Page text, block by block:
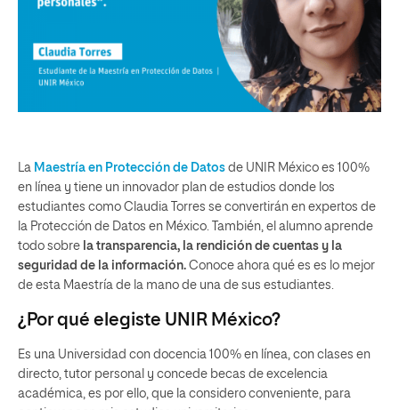
La Maestría en Protección de Datos de UNIR México es 100%
en línea y tiene un innovador plan de estudios donde los
estudiantes como Claudia Torres se convertirán en expertos de
la Protección de Datos en México. También, el alumno aprende
todo sobre la transparencia, la rendición de cuentas y la
seguridad de la información. Conoce ahora qué es es lo mejor
de esta Maestría de la mano de una de sus estudiantes.
¿Por qué elegiste UNIR México?
Es una Universidad con docencia 100% en línea, con clases en
directo, tutor personal y concede becas de excelencia
académica, es por ello, que la considero conveniente, para